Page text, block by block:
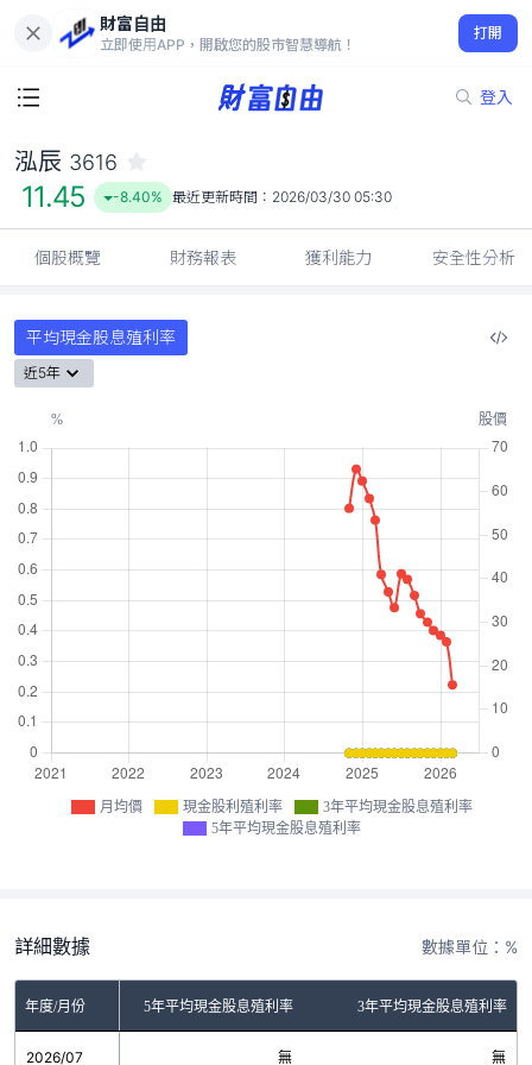
財富自由
立即使用APP，開啟您的股市智慧導航！
打開
登入
11.45
-8.40%
泓辰 3616
11.45 -8.40% 最近更新時間： 2026/03/30 05:30
個股概覽 財務報表 獲利能力 安全性分析
平均現金股息殖利率
近5年
月均價 現金股利殖利率
3年平均現金股息殖利率
5年平均現金股息殖利率
詳細數據 數據單位：%
年度/月份
股利殖利率 5年平均現金股息殖利率 3年平均現金股息殖利率
2026/07
無 無 無